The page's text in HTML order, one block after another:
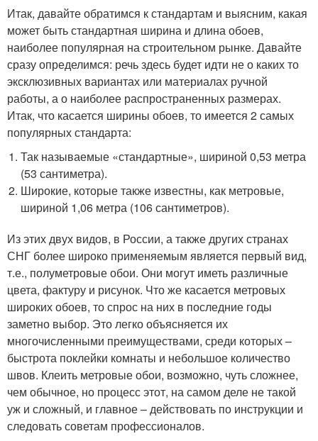
Итак, давайте обратимся к стандартам и выясним, какая
может быть стандартная ширина и длина обоев,
наиболее популярная на строительном рынке. Давайте
сразу определимся: речь здесь будет идти не о каких то
эксклюзивных вариантах или материалах ручной
работы, а о наиболее распространенных размерах.
Итак, что касается ширины обоев, то имеется 2 самых
популярных стандарта:
Так называемые «стандартные», шириной 0,53 метра
(53 сантиметра).
Широкие, которые также известны, как метровые,
шириной 1,06 метра (106 сантиметров).
Из этих двух видов, в России, а также других странах
СНГ более широко применяемым является первый вид,
т.е., полуметровые обои. Они могут иметь различные
цвета, фактуру и рисунок. Что же касается метровых
широких обоев, то спрос на них в последние годы
заметно выбор. Это легко объясняется их
многочисленными преимуществами, среди которых –
быстрота поклейки комнаты и небольшое количество
швов. Клеить метровые обои, возможно, чуть сложнее,
чем обычное, но процесс этот, на самом деле не такой
уж и сложный, и главное – действовать по инструкции и
следовать советам профессионалов.